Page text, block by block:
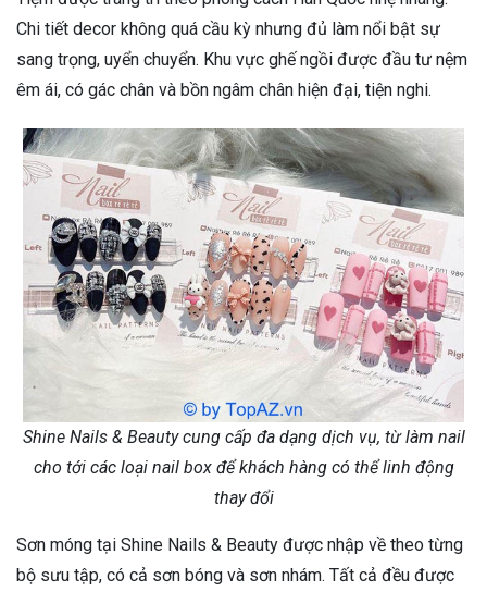
Chi tiết decor không quá cầu kỳ nhưng đủ làm nổi bật sự
sang trọng, uyển chuyển. Khu vực ghế ngồi được đầu tư nệm
êm ái, có gác chân và bồn ngâm chân hiện đại, tiện nghi.
Shine Nails & Beauty cung cấp đa dạng dịch vụ, từ làm nail
cho tới các loại nail box để khách hàng có thể linh động
thay đổi
Sơn móng tại Shine Nails & Beauty được nhập về theo từng
bộ sưu tập, có cả sơn bóng và sơn nhám. Tất cả đều được